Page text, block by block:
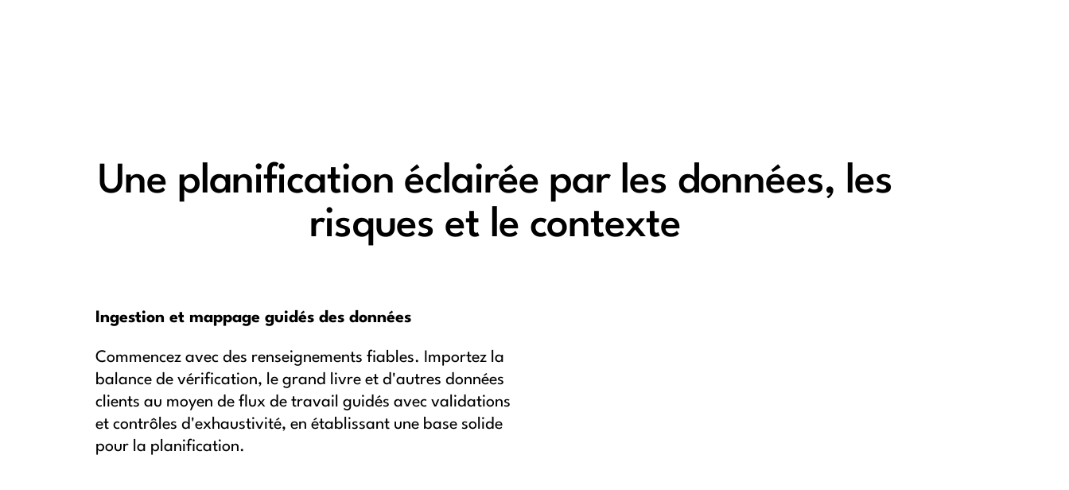
Une planification éclairée par les données, les
risques et le contexte
Ingestion et mappage guidés des données
Commencez avec des renseignements fiables. Importez la
balance de vérification, le grand livre et d'autres données
clients au moyen de flux de travail guidés avec validations
et contrôles d'exhaustivité, en établissant une base solide
pour la planification.